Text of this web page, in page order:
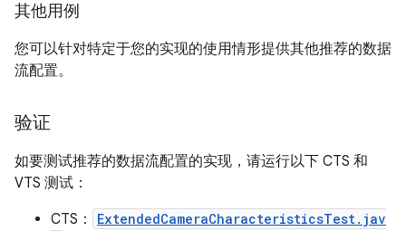
其他用例
您可以针对特定于您的实现的使用情形提供其他推荐的数据
流配置。
验证
如要测试推荐的数据流配置的实现，请运行以下 CTS 和
VTS 测试：
CTS：
ExtendedCameraCharacteristicsTest.jav